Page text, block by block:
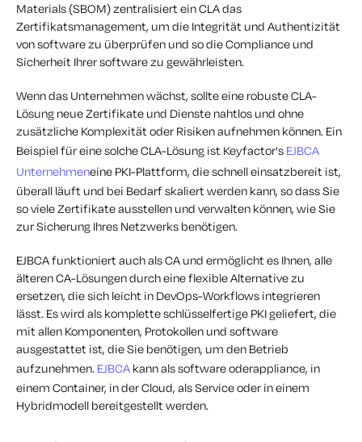
Materials (SBOM) zentralisiert ein CLA das
Zertifikatsmanagement, um die Integrität und Authentizität
von software zu überprüfen und so die Compliance und
Sicherheit Ihrer software zu gewährleisten.
Wenn das Unternehmen wächst, sollte eine robuste CLA-
Lösung neue Zertifikate und Dienste nahtlos und ohne
zusätzliche Komplexität oder Risiken aufnehmen können. Ein
Beispiel für eine solche CLA-Lösung ist Keyfactor's EJBCA
Unternehmeneine PKI-Plattform, die schnell einsatzbereit ist,
überall läuft und bei Bedarf skaliert werden kann, so dass Sie
so viele Zertifikate ausstellen und verwalten können, wie Sie
zur Sicherung Ihres Netzwerks benötigen.
EJBCA funktioniert auch als CA und ermöglicht es Ihnen, alle
älteren CA-Lösungen durch eine flexible Alternative zu
ersetzen, die sich leicht in DevOps-Workflows integrieren
lässt. Es wird als komplette schlüsselfertige PKI geliefert, die
mit allen Komponenten, Protokollen und software
ausgestattet ist, die Sie benötigen, um den Betrieb
aufzunehmen. EJBCA kann als software oderappliance, in
einem Container, in der Cloud, als Service oder in einem
Hybridmodell bereitgestellt werden.